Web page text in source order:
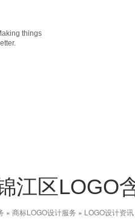
things
江区LOGO
» 商标LOGO设计服务 » LOGO设计资讯